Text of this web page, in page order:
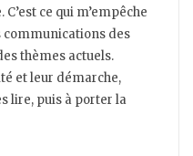
ce qui m’empêche
communications des
thèmes actuels.
et leur démarche,
lire, puis à porter la